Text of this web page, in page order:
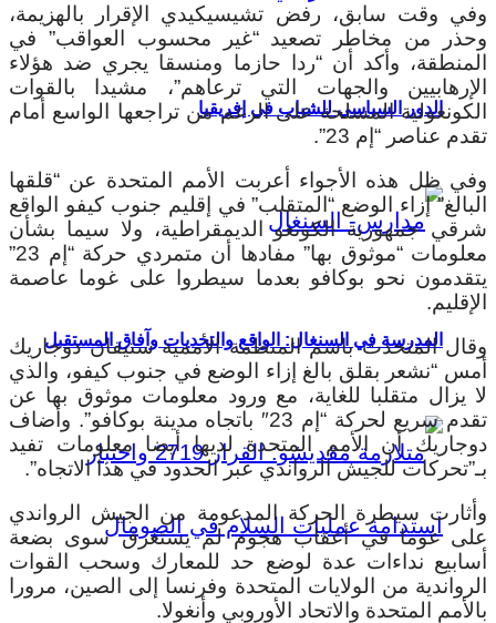
الدور السياسي للشباب في إفريقيا
المدرسة في السنغال: الواقع والتحديات وآفاق المستقبل
وفي وقت سابق، رفض تشيسيكيدي الإقرار بالهزيمة،
وحذر من مخاطر تصعيد “غير محسوب العواقب” في
المنطقة، وأكد أن “ردا حازما ومنسقا يجري ضد هؤلاء
الإرهابيين والجهات التي ترعاهم”، مشيدا بالقوات
الكونغولية المسلحة على الرغم من تراجعها الواسع أمام
تقدم عناصر “إم 23”.
وفي ظل هذه الأجواء أعربت الأمم المتحدة عن “قلقها
البالغ” إزاء الوضع “المتقلب” في إقليم جنوب كيفو الواقع
شرقي جمهورية الكونغو الديمقراطية، ولا سيما بشأن
معلومات “موثوق بها” مفادها أن متمردي حركة “إم 23”
يتقدمون نحو بوكافو بعدما سيطروا على غوما عاصمة
الإقليم.
وقال المتحدث باسم المنظمة الأممية ستيفان دوجاريك
أمس “نشعر بقلق بالغ إزاء الوضع في جنوب كيفو، والذي
لا يزال متقلبا للغاية، مع ورود معلومات موثوق بها عن
تقدم سريع لحركة “إم 23″ باتجاه مدينة بوكافو”. وأضاف
دوجاريك أن الأمم المتحدة لديها أيضا معلومات تفيد
بـ”تحركات للجيش الرواندي عبر الحدود في هذا الاتجاه”.
وأثارت سيطرة الحركة المدعومة من الجيش الرواندي
على غوما في أعقاب هجوم لم يستغرق سوى بضعة
أسابيع نداءات عدة لوضع حد للمعارك وسحب القوات
الرواندية من الولايات المتحدة وفرنسا إلى الصين، مرورا
بالأمم المتحدة والاتحاد الأوروبي وأنغولا.